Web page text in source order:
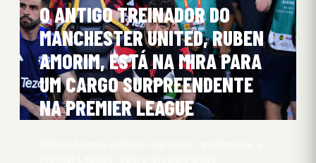
O ANTIGO TREINADOR DO
MANCHESTER UNITED, RUBEN
AMORIM, ESTÁ NA MIRA PARA
UM CARGO SURPREENDENTE
NA PREMIER LEAGUE